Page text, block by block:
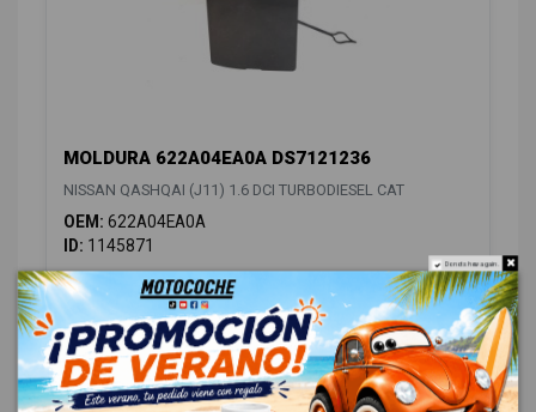
MOLDURA 622A04EA0A DS7121236
NISSAN QASHQAI (J11) 1.6 DCI TURBODIESEL CAT
OEM: 622A04EA0A
ID: 1145871
12,00 € Sin IVA
14,52 € Con IVA
CENTRALITA CALEFACCION 1
Do not show again.